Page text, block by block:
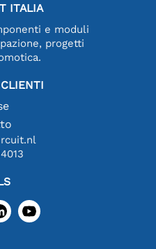
ITALIA
e moduli
progetti